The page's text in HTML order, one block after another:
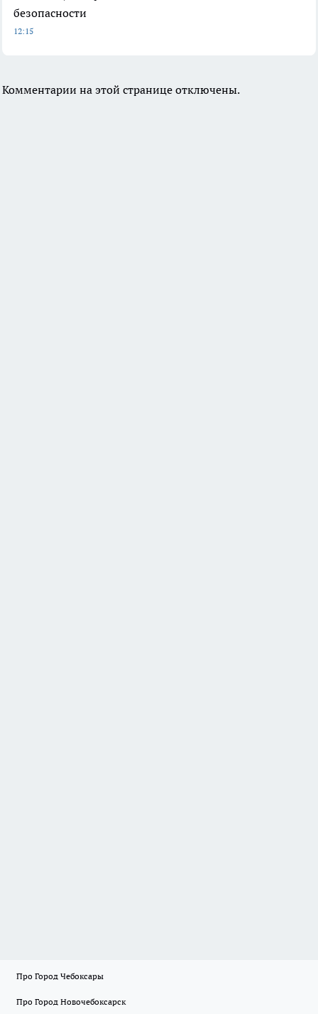
безопасности
12:15
Комментарии на этой странице отключены.
Про Город Чебоксары
Про Город Новочебоксарск